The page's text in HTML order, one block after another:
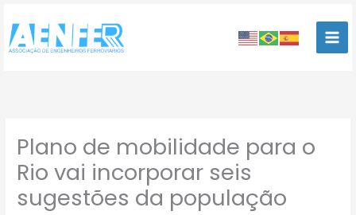
para
conteúdo
Plano de mobilidade para o
Rio vai incorporar seis
sugestões da população